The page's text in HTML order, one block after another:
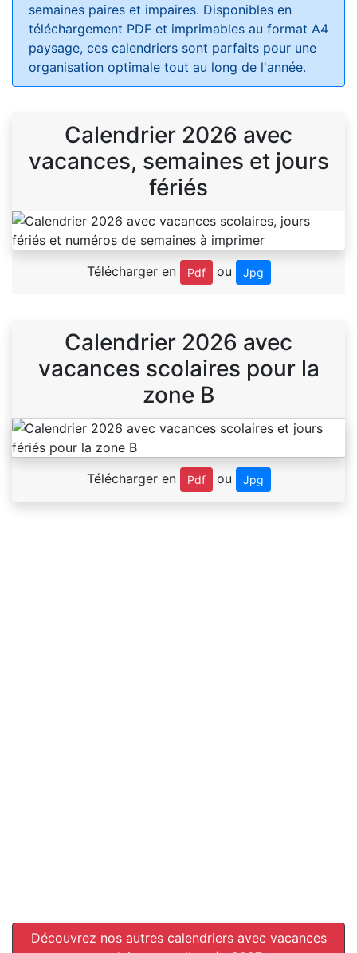
semaines paires et impaires. Disponibles en
téléchargement PDF et imprimables au format A4
paysage, ces calendriers sont parfaits pour une
organisation optimale tout au long de l'année.
Calendrier 2026 avec
vacances, semaines et jours
fériés
Télécharger en Pdf ou Jpg
Calendrier 2026 avec
vacances scolaires pour la
zone B
Télécharger en Pdf ou Jpg
Découvrez nos autres calendriers avec vacances